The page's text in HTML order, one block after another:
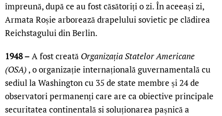
împreună, după ce au fost căsătoriți o zi. În aceeași zi,
Armata Roșie arborează drapelului sovietic pe clădirea
Reichstagului din Berlin.
1948 –A fost creată Organizația Statelor Americane
(OSA) , o organizație internațională guvernamentală cu
sediul la Washington cu 35 de state membre și 24 de
observatori permanenți care are ca obiective principale
securitatea continentală si soluționarea pașnică a